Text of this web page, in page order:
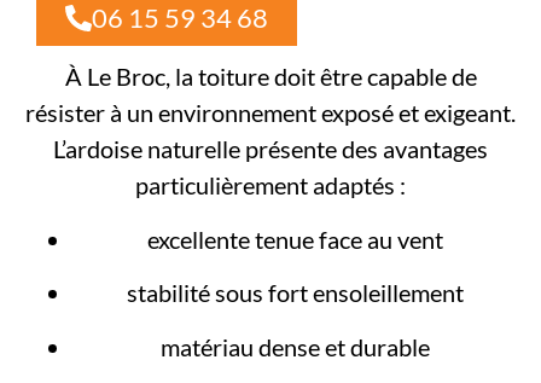
06 15 59 34 68
À Le Broc, la toiture doit être capable de
résister à un environnement exposé et exigeant.
L’ardoise naturelle présente des avantages
particulièrement adaptés :
excellente tenue face au vent
stabilité sous fort ensoleillement
matériau dense et durable